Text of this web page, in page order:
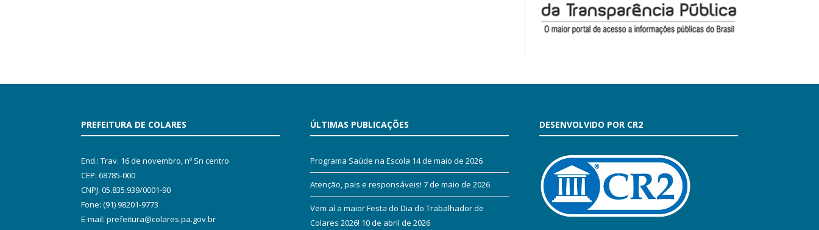
PREFEITURA DE COLARES
End.: Trav. 16 de novembro, nº Sn centro
CEP: 68785-000
CNPJ: 05.835.939/0001-90
Fone: (91) 98201-9773
E-mail: prefeitura@colares.pa.gov.br
ÚLTIMAS PUBLICAÇÕES
Programa Saúde na Escola 14 de maio de 2026
Atenção, pais e responsáveis! 7 de maio de 2026
Vem aí a maior Festa do Dia do Trabalhador de
Colares 2026! 10 de abril de 2026
DESENVOLVIDO POR CR2